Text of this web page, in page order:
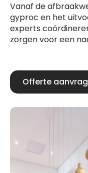
Vanaf de
gyproc en het
experts
zorgen voor een
Offerte